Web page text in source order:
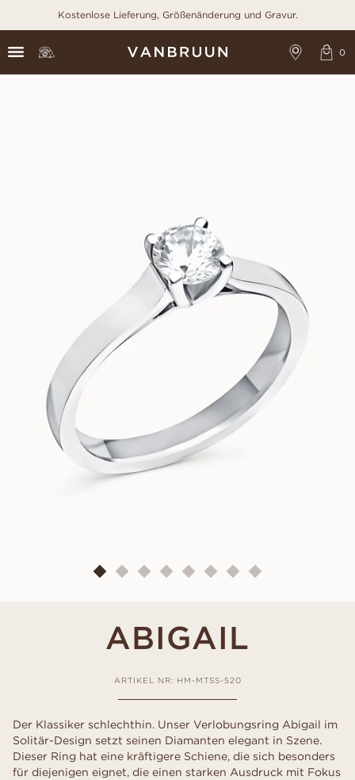
Kostenlose Lieferung, Größenänderung und Gravur.
ABIGAIL
ARTIKEL NR: HM-MTSS-520
Der Klassiker schlechthin. Unser Verlobungsring Abigail im
Solitär-Design setzt seinen Diamanten elegant in Szene.
Dieser Ring hat eine kräftigere Schiene, die sich besonders
für diejenigen eignet, die einen starken Ausdruck mit Fokus